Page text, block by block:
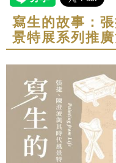
寫生的故事：
景特展系列推